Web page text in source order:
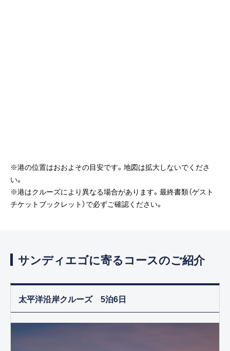
※港の位置はおおよその目安です。地図は拡大しないでくださ
い。
※港はクルーズにより異なる場合があります。最終書類（ゲスト
チケットブックレット）で必ずご確認ください。
サンディエゴに寄るコースのご紹介
太平洋沿岸クルーズ 5泊6日